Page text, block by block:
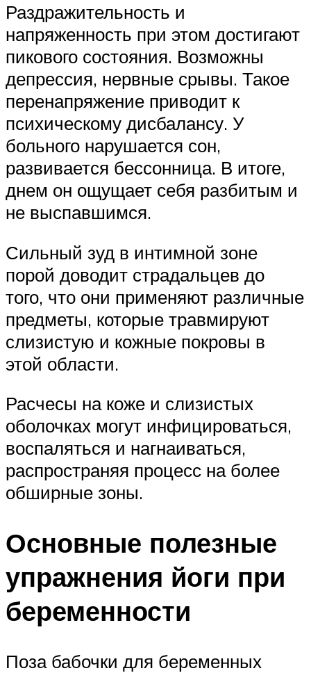
Раздражительность и
напряженность при этом достигают
пикового состояния. Возможны
депрессия, нервные срывы. Такое
перенапряжение приводит к
психическому дисбалансу. У
больного нарушается сон,
развивается бессонница. В итоге,
днем он ощущает себя разбитым и
не выспавшимся.
Сильный зуд в интимной зоне
порой доводит страдальцев до
того, что они применяют различные
предметы, которые травмируют
слизистую и кожные покровы в
этой области.
Расчесы на коже и слизистых
оболочках могут инфицироваться,
воспаляться и нагнаиваться,
распространяя процесс на более
обширные зоны.
Основные полезные
упражнения йоги при
беременности
Поза бабочки для беременных